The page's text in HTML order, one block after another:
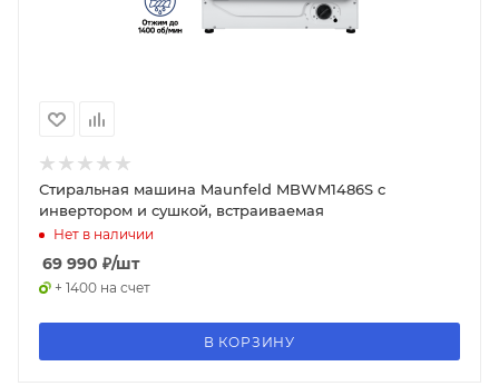
Стиральная машина Maunfeld MBWM1486S c
инвертором и сушкой, встраиваемая
Нет в наличии
69 990 ₽/шт
+ 1400 на счет
В КОРЗИНУ